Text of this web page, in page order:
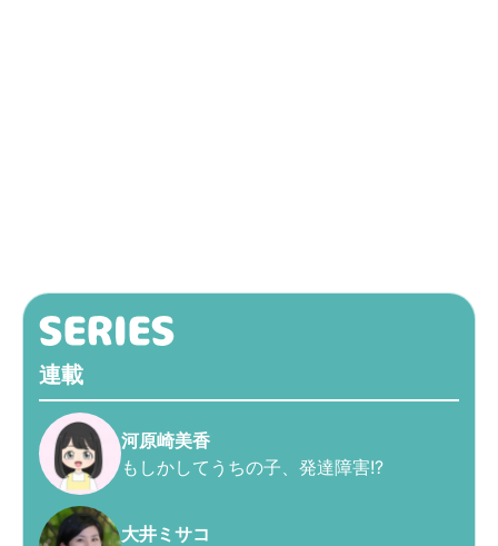
連載
河原崎美香
もしかしてうちの子、発達障害!?
大井ミサコ